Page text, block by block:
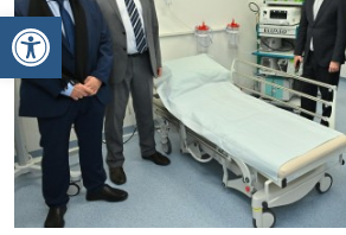
Ανοίξτε τη γραμμή εργαλείων